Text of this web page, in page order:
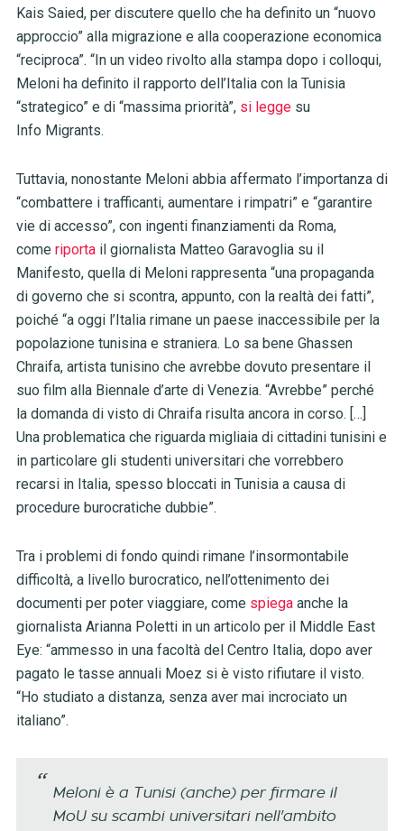
Kais Saied, per discutere quello che ha definito un “nuovo
approccio” alla migrazione e alla cooperazione economica
“reciproca”. “In un video rivolto alla stampa dopo i colloqui,
Meloni ha definito il rapporto dell’Italia con la Tunisia
“strategico” e di “massima priorità”, si leggesu
Info Migrants.
Tuttavia, nonostante Meloni abbia affermato l’importanza di
“combattere i trafficanti, aumentare i rimpatri” e “garantire
vie di accesso”, con ingenti finanziamenti da Roma,
come riportail giornalista Matteo Garavoglia su il
Manifesto, quella di Meloni rappresenta “una propaganda
di governo che si scontra, appunto, con la realtà dei fatti”,
poiché “a oggi l’Italia rimane un paese inaccessibile per la
popolazione tunisina e straniera. Lo sa bene Ghassen
Chraifa, artista tunisino che avrebbe dovuto presentare il
suo film alla Biennale d’arte di Venezia. “Avrebbe” perché
la domanda di visto di Chraifa risulta ancora in corso. […]
Una problematica che riguarda migliaia di cittadini tunisini e
in particolare gli studenti universitari che vorrebbero
recarsi in Italia, spesso bloccati in Tunisia a causa di
procedure burocratiche dubbie”.
Tra i problemi di fondo quindi rimane l’insormontabile
difficoltà, a livello burocratico, nell’ottenimento dei
documenti per poter viaggiare, come spiegaanche la
giornalista Arianna Poletti in un articolo per il Middle East
Eye: “ammesso in una facoltà del Centro Italia, dopo aver
pagato le tasse annuali Moez si è visto rifiutare il visto.
“Ho studiato a distanza, senza aver mai incrociato un
italiano”.
Meloni è a Tunisi (anche) per firmare il
MoU su scambi universitari nell'ambito